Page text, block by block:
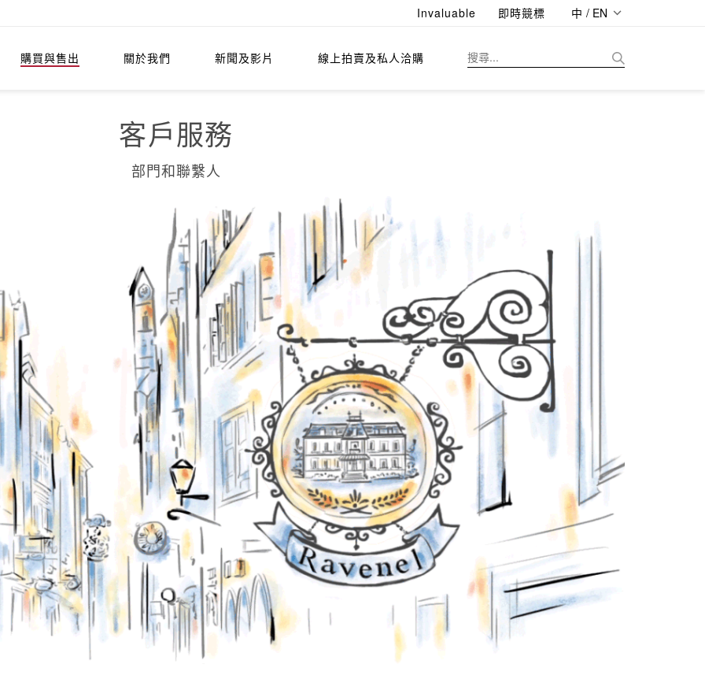
Invaluable 即時競標 中 / EN
購買與售出 關於我們 新聞及影片 線上拍賣及私人洽購
客戶服務
部門和聯繫人